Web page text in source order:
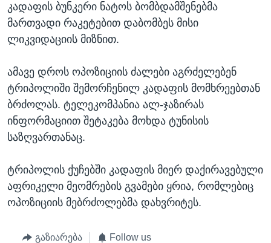
კადაფის ბუნკერი ნატოს ბომბდამშენებმა
მართვადი რაკეტებით დაბომბეს მისი
ლიკვიდაციის მიზნით.
ამავე დროს ოპოზიციის ძალები აგრძელებენ
ტრიპოლიში შემორჩენილ კადაფის მომხრეებთან
ბრძოლას. ტელეკომპანია ალ-ჯაზირას
ინფორმაციით შეტაკება მოხდა ტუნისის
საზღვართანაც.
ტრიპოლის ქუჩებში კადაფის მიერ დაქირავებული
აფრიკელი მეომრების გვამები ყრია, რომლებიც
ოპოზიციის მებრძოლებმა დახვრიტეს.
გაზიარება Follow us